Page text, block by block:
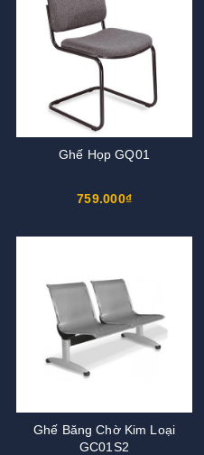
Ghế Họp GQ01
759.000₫
Ghế Băng Chờ Kim Loại
GC01S2